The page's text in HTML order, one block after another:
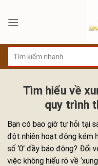
qua
dung
Tìm
kiếm:
Tìm hiểu về
quy trình
Bạn có bao giờ tự hỏi tại
đột nhiên hoạt động kém
số ‘0’ đầy báo động? Đối
việc không hiểu rõ về